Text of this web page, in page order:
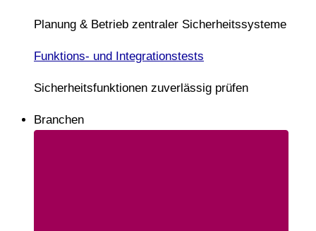
Planung & Betrieb zentraler Sicherheitssysteme
Funktions- und Integrationstests
Sicherheitsfunktionen zuverlässig prüfen
Branchen